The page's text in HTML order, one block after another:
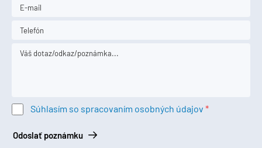
Súhlasím so spracovaním osobných údajov
Odoslať poznámku